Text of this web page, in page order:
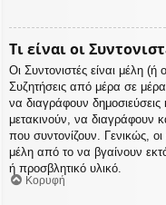
Τι είναι οι
Οι Συντονιστές είναι μέλη (ή
Συζητήσεις από μέρα σε
να διαγράφουν
μετακινούν, να διαγράφουν
που συντονίζουν. Γενικώς,
μέλη από το να βγαίνουν
ή προσβλητικό υλικό.
Κορυφή